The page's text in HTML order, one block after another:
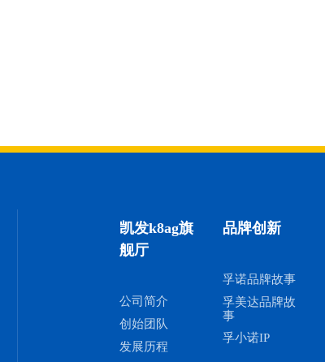
凯发k8ag旗
舰厅
公司简介
创始团队
发展历程
品牌创新
孚诺品牌故事
孚美达品牌故
事
孚小诺IP